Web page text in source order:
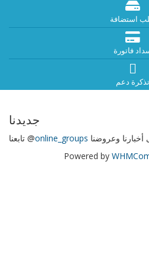
استضافة
فاتورة
تذكرة دعم
جديدنا
تابعنا @online_groups وعروضنا
Powered by